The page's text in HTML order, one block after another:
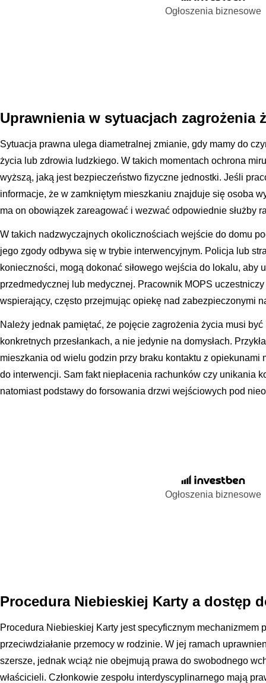
Ogłoszenia biznesowe
Uprawnienia w sytuacjach zagrożenia
Sytuacja prawna ulega diametralnej zmianie, gdy mamy do
życia lub zdrowia ludzkiego. W takich momentach ochrona
wyższą, jaką jest bezpieczeństwo fizyczne jednostki. Jeśli
informacje, że w zamkniętym mieszkaniu znajduje się osoba
ma on obowiązek zareagować i wezwać odpowiednie służby
W takich nadzwyczajnych okolicznościach wejście do domu
jego zgody odbywa się w trybie interwencyjnym. Policja lub
konieczności, mogą dokonać siłowego wejścia do lokalu, aby
przedmedycznej lub medycznej. Pracownik MOPS
wspierający, często przejmując opiekę nad zabezpieczonymi
Należy jednak pamiętać, że pojęcie zagrożenia życia musi
konkretnych przesłankach, a nie jedynie na domysłach.
mieszkania od wielu godzin przy braku kontaktu z opiekunami
do interwencji. Sam fakt niepłacenia rachunków czy unikania
natomiast podstawy do forsowania drzwi wejściowych pod
Ogłoszenia biznesowe
Procedura Niebieskiej Karty a dostęp
Procedura Niebieskiej Karty jest specyficznym mechanizmem
przeciwdziałanie przemocy w rodzinie. W jej ramach
szersze, jednak wciąż nie obejmują prawa do swobodnego
właścicieli. Członkowie zespołu interdyscyplinarnego mają